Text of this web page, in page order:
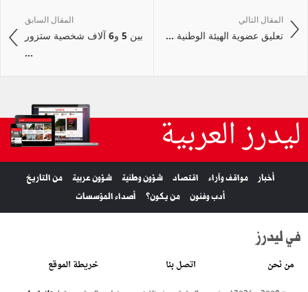
المقال السابق
بين 5 و6 آلاف شخصية ستزور
...
المقال التالي
تعليق عضوية الهيئة الوطنية ...
ليدرز العربية
أخبار مواقف وآراء اقتصاد شؤون وطنية شؤون عربية
من التاريخ
أدب وفنون
من يكون؟ أصداء المؤسسات
في ليدرز
من نحن اتصل بنا خريطة الموقع